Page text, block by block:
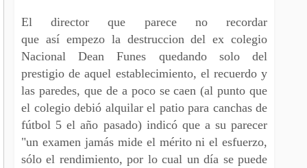
El director que parece no recordar
que así empezo la destruccion del ex colegio
Nacional Dean Funes quedando solo del
prestigio de aquel establecimiento, el recuerdo y
las paredes, que de a poco se caen (al punto que
el colegio debió alquilar el patio para canchas de
fútbol 5 el año pasado) indicó que a su parecer
"un examen jamás mide el mérito ni el esfuerzo,
sólo el rendimiento, por lo cual un día se puede